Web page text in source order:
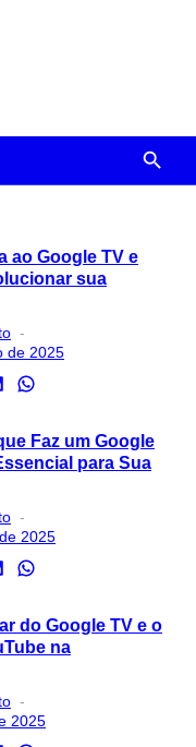
ao Google TV e
sua
on
de 2025
Faz um Google
para Sua
on
2025
do Google TV e o
na
on
2025